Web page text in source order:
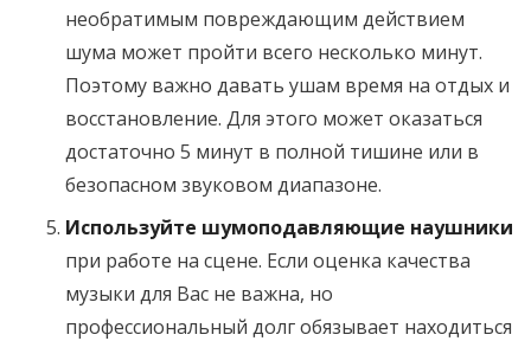
необратимым повреждающим действием
шума может пройти всего несколько минут.
Поэтому важно давать ушам время на отдых и
восстановление. Для этого может оказаться
достаточно 5 минут в полной тишине или в
безопасном звуковом диапазоне.
Используйте шумоподавляющие наушники
при работе на сцене. Если оценка качества
музыки для Вас не важна, но
профессиональный долг обязывает находиться